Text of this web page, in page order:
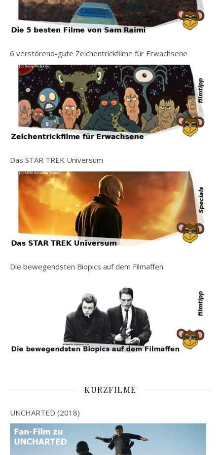
6 verstörend-gute Zeichentrickfilme für Erwachsene
Das STAR TREK Universum
Die bewegendsten Biopics auf dem Filmaffen
KURZFILME
UNCHARTED (2018)